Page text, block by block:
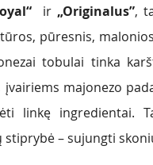
ir „Originalus”,
pūresnis,
tobulai tinka
majonezo
linkę ingredientai.
– sujungti